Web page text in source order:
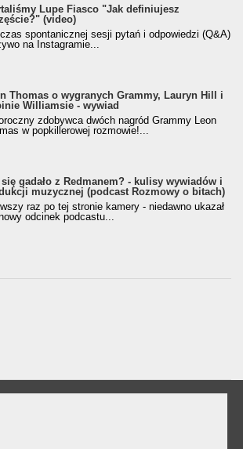
Lupe Fiasco "Jak definiujesz
(video)
spontanicznej sesji pytań i odpowiedzi (Q&A)
na Instagramie...
Thomas o wygranych Grammy, Lauryn Hill i
Williamsie - wywiad
zdobywca dwóch nagród Grammy Leon
w popkillerowej rozmowie!...
gadało z Redmanem? - kulisy wywiadów i
muzycznej (podcast Rozmowy o bitach)
raz po tej stronie kamery - niedawno ukazał
odcinek podcastu...